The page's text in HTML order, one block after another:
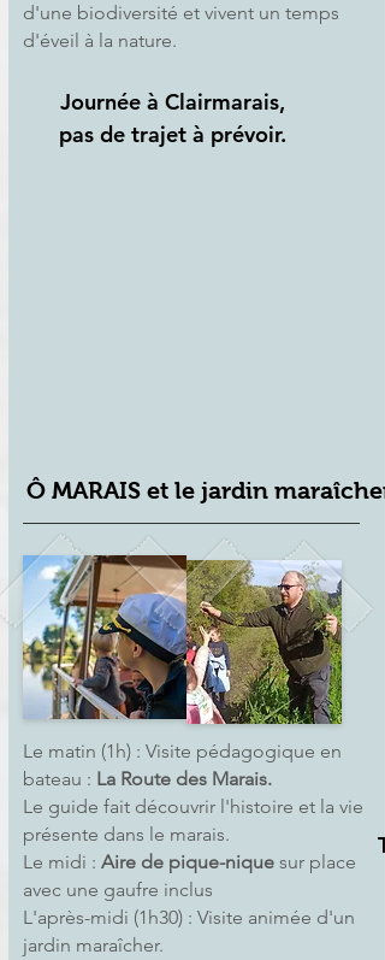
d'une biodiversité et vivent un temps
d'éveil à la nature.
Journée à Clairmarais,
pas de trajet à prévoir.
Ô MARAIS et le jardin maraîcher
Le matin (1h) : Visite pédagogique en
bateau : La Route des Marais.
Le guide fait découvrir l'histoire et la vie
présente dans le marais.
Le midi : Aire de pique-nique sur place
avec une gaufre inclus
L'après-midi (1h30) : Visite animée d'un
jardin maraîcher.